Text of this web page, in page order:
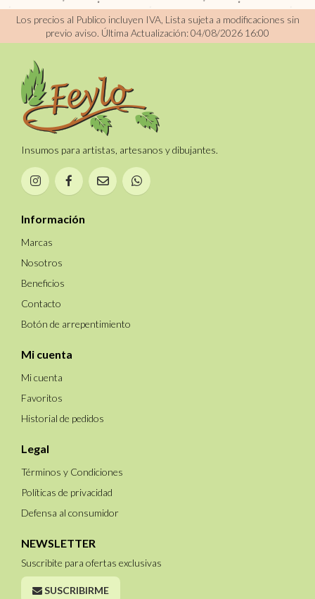
Los precios al Publico incluyen IVA, Lista sujeta a modificaciones sin
previo aviso. Última Actualización: 04/08/2026 16:00
Insumos para artistas, artesanos y dibujantes.
Información
Marcas
Nosotros
Beneficios
Contacto
Botón de arrepentimiento
Mi cuenta
Mi cuenta
Favoritos
Historial de pedidos
Legal
Términos y Condiciones
Políticas de privacidad
Defensa al consumidor
NEWSLETTER
Suscribite para ofertas exclusivas
SUSCRIBIRME